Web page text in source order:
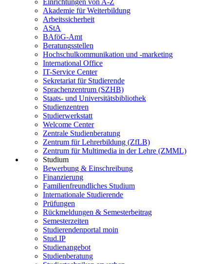
Akademie für Weiterbildung
Arbeitssicherheit
AStA
BAföG-Amt
Beratungsstellen
Hochschulkommunikation und -marketing
International Office
IT-Service Center
Sekretariat für Studierende
Sprachenzentrum (SZHB)
Staats- und Universitätsbibliothek
Studienzentren
Studierwerkstatt
Welcome Center
Zentrale Studienberatung
Zentrum für Lehrerbildung (ZfLB)
Zentrum für Multimedia in der Lehre (ZMML)
Studium
Bewerbung & Einschreibung
Finanzierung
Familienfreundliches Studium
Internationale Studierende
Prüfungen
Rückmeldungen & Semesterbeitrag
Semesterzeiten
Studierendenportal moin
Stud.IP
Studienangebot
Studienberatung